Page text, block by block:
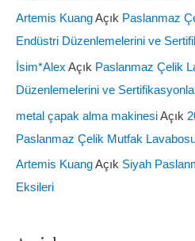
Artemis KuangAçık Paslanmaz
Endüstri Düzenlemelerini ve
İsim*Alex Açık Paslanmaz Çelik
Düzenlemelerini ve
metal çapak alma makinesiAçık
Paslanmaz Çelik Mutfak
Artemis KuangAçık Siyah
Eksileri